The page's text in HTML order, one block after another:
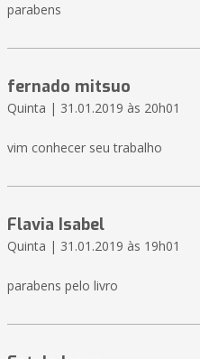
parabens
fernado mitsuo
Quinta | 31.01.2019 às 20h01
vim conhecer seu trabalho
Flavia Isabel
Quinta | 31.01.2019 às 19h01
parabens pelo livro